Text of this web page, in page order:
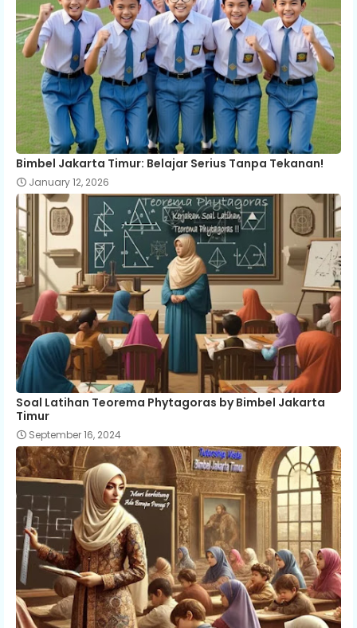
Bimbel Jakarta Timur: Belajar Serius Tanpa Tekanan!
January 12, 2026
Soal Latihan Teorema Phytagoras by Bimbel Jakarta
Timur
September 16, 2024